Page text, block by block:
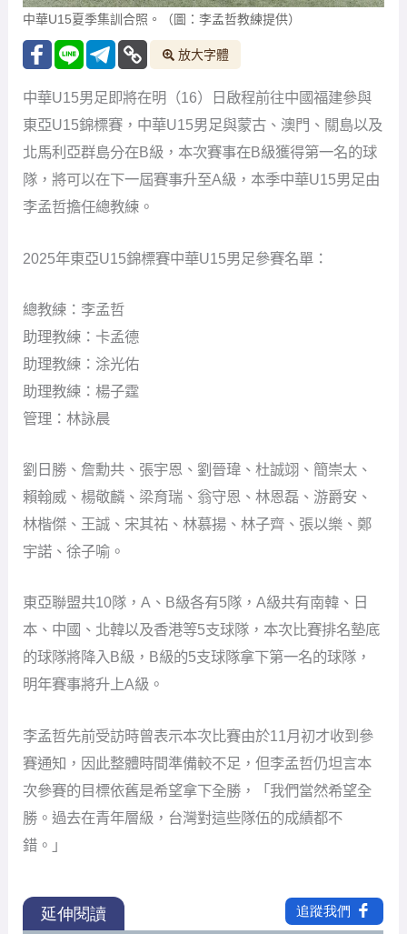
中華U15夏季集訓合照。（圖：李孟哲教練提供）
放大字體
中華U15男足即將在明（16）日啟程前往中國福建參與
東亞U15錦標賽，中華U15男足與蒙古、澳門、關島以及
北馬利亞群島分在B級，本次賽事在B級獲得第一名的球
隊，將可以在下一屆賽事升至A級，本季中華U15男足由
李孟哲擔任總教練。
2025年東亞U15錦標賽中華U15男足參賽名單：
總教練：李孟哲
助理教練：卡孟德
助理教練：涂光佑
助理教練：楊子霆
管理：林詠晨
劉日勝、詹勳共、張宇恩、劉晉瑋、杜誠翊、簡崇太、
賴翰威、楊敬麟、梁育瑞、翁守恩、林恩磊、游爵安、
林楷傑、王誠、宋其祐、林慕揚、林子齊、張以樂、鄭
宇諾、徐子喻。
東亞聯盟共10隊，A、B級各有5隊，A級共有南韓、日
本、中國、北韓以及香港等5支球隊，本次比賽排名墊底
的球隊將降入B級，B級的5支球隊拿下第一名的球隊，
明年賽事將升上A級。
李孟哲先前受訪時曾表示本次比賽由於11月初才收到參
賽通知，因此整體時間準備較不足，但李孟哲仍坦言本
次參賽的目標依舊是希望拿下全勝，「我們當然希望全
勝。過去在青年層級，台灣對這些隊伍的成績都不
錯。」